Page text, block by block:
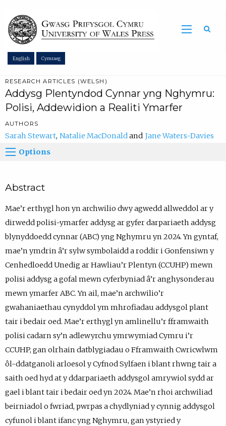
English Cymraeg
RESEARCH ARTICLES (WELSH)
Addysg Plentyndod Cynnar yng Nghymru:
Polisi, Addewidion a Realiti Ymarfer
AUTHORS
Sarah Stewart Natalie MacDonald
Jane Waters-Davies
Options
Abstract
Mae’r erthygl hon yn archwilio dwy agwedd allweddol ar y
dirwedd polisi-ymarfer addysg ar gyfer darpariaeth addysg
blynyddoedd cynnar (ABC) yng Nghymru yn 2024. Yn gyntaf,
mae’n ymdrin â’r sylw symbolaidd a roddir i Gonfensiwn y
Cenhedloedd Unedig ar Hawliau’r Plentyn (CCUHP) mewn
polisi addysg a gofal mewn cyferbyniad â’r anghysonderau
mewn ymarfer ABC. Yn ail, mae’n archwilio’r
gwahaniaethau cynyddol ym mhrofiadau addysgol plant
tair i bedair oed. Mae’r erthygl yn amlinellu’r fframwaith
polisi cadarn sy’n adlewyrchu ymrwymiad Cymru i’r
CCUHP, gan olrhain datblygiadau o Fframwaith Cwricwlwm
ôl-ddatganoli arloesol y Cyfnod Sylfaen i blant rhwng tair a
saith oed hyd at y ddarpariaeth addysgol amrywiol sydd ar
gael i blant tair i bedair oed yn 2024. Mae’n rhoi archwiliad
beirniadol o fwriad, pwrpas a chydlyniad y cynnig addysgol
cyfunol i blant ifanc yng Nghymru, gan ystyried y